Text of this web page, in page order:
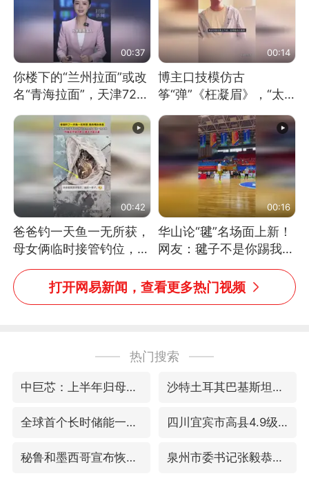
到洗手盆我没绷住
00:37
你楼下的“兰州拉面”或改
名“青海拉面”，天津72家
面馆已集体更换招牌
00:14
博主口技模仿古
筝“弹”《枉凝眉》，“太
像了～你是吃古筝长大的
吗？”“或将成为首位考级
不带古筝的选手。”（来
源：新华每日电讯）
00:42
爸爸钓一天鱼一无所获，
母女俩临时接管钓位，用
玩具鱼竿钓上大鱼
00:16
华山论“毽”名场面上新！
网友：毽子不是你踢我
捡，我踢你捡吗
打开网易新闻，查看更多热门视频
热门搜索
中巨芯：上半年归母净利润1405.77万元 沙特土耳其巴基斯坦签署共同防务协议
全球首个长时储能一体化产业园量产 四川宜宾市高县4.9级地震致1人死亡
秘鲁和墨西哥宣布恢复外交关系 泉州市委书记张毅恭被查